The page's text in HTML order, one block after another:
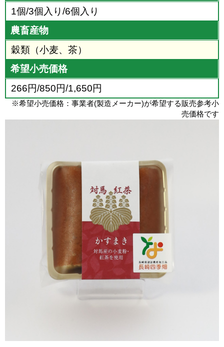
1個/3個入り/6個入り
農畜産物
穀類（小麦、茶）
希望小売価格
266円/850円/1,650円
※希望小売価格：事業者(製造メーカー)が希望する販売参考小
売価格です